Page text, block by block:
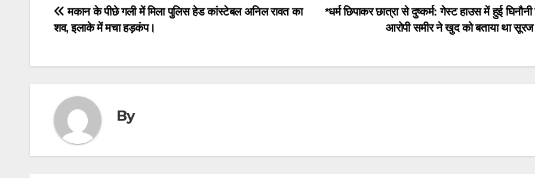
Post
navigation
*धर्म छिपाकर छात्रा से दुष्कर्म: गेस्ट हाउस में हुई
आरोपी समीर ने खुद को बताया था
मकान के पीछे गली में मिला पुलिस हेड कांस्टेबल अनिल रावत का
शव, इलाके में मचा हड़कंप।
By